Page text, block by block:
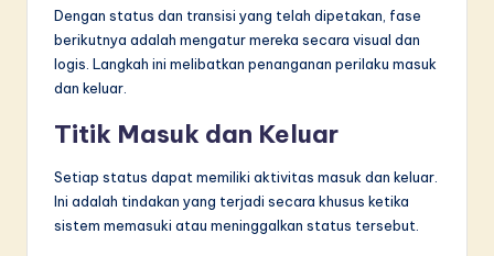
Dengan status dan transisi yang telah dipetakan, fase
berikutnya adalah mengatur mereka secara visual dan
logis. Langkah ini melibatkan penanganan perilaku masuk
dan keluar.
Titik Masuk dan Keluar
Setiap status dapat memiliki aktivitas masuk dan keluar.
Ini adalah tindakan yang terjadi secara khusus ketika
sistem memasuki atau meninggalkan status tersebut.